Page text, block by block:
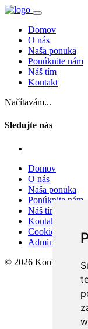
Domov
O nás
Naša ponuka
Ponúknite nám
Náš tím
Kontakt
Načítavám...
Sledujte nás
Domov
O nás
Naša ponuka
Ponúknite nám
Náš tím
Kontakt
Cookies
Admin
© 2026 Komerčné